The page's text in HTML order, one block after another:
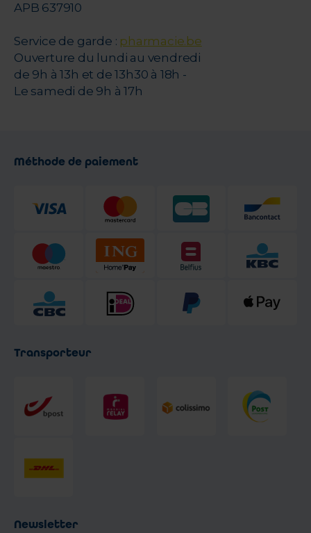
APB 637910
Service de garde : pharmacie.be
Ouverture du lundi au vendredi
de 9h à 13h et de 13h30 à 18h -
Le samedi de 9h à 17h
Méthode de paiement
Transporteur
Newsletter